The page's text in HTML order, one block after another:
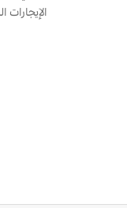
الإيجارات